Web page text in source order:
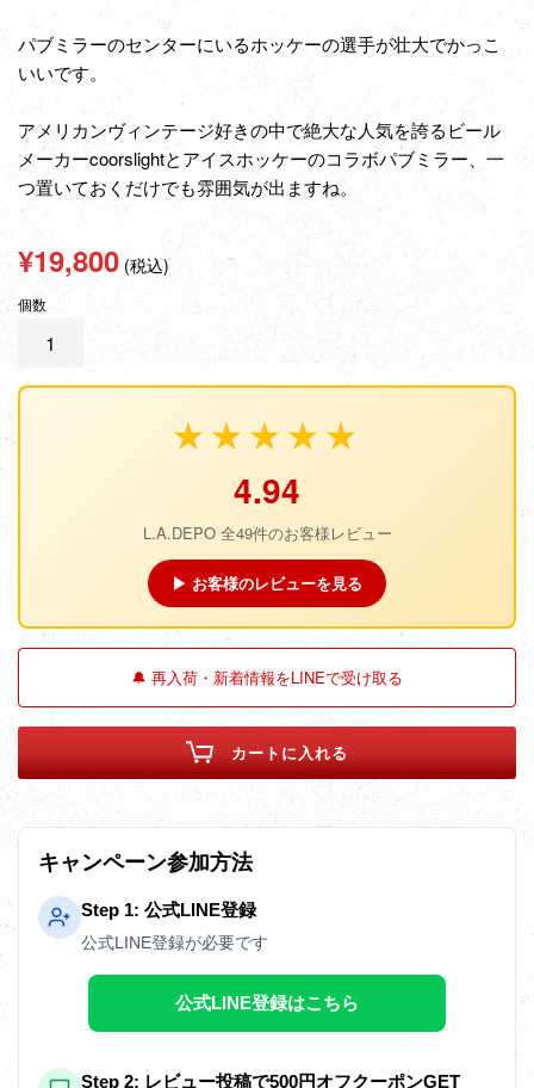
パブミラーのセンターにいるホッケーの選手が壮大でかっこ
いいです。
アメリカンヴィンテージ好きの中で絶大な人気を誇るビール
メーカーcoorslightとアイスホッケーのコラボパブミラー、一
つ置いておくだけでも雰囲気が出ますね。
通
常
価
¥19,800 (税込)
個数
★★★★★
4.94
L.A.DEPO 全49件のお客様レビュー
▶ お客様のレビューを見る
🔔 再入荷・新着情報をLINEで受け取る
カートに入れる
キャンペーン参加方法
Step 1: 公式LINE登録
公式LINE登録が必要です
公式LINE登録はこちら
Step 2: レビュー投稿で500円オフクーポンGET